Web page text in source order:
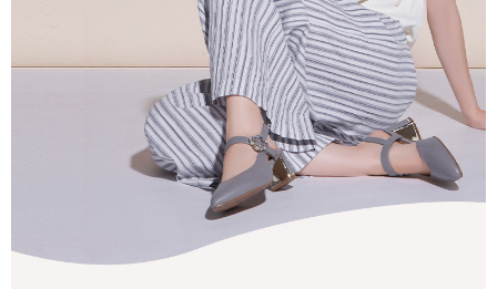
１．透過由恩沛科技股份有限公司提供之「AFTEE先享後付」服務完成之交
易，需依本服務之必要範圍內提供個人資料，並將交易相關給付款項請求債
權轉讓予恩沛科技股份有限公司。
２．關於個人資料處理事宜，請瀏覽以下網址：
https://aftee.tw/terms/#terms3
３．未成年的使用者請事先徵得法定代理人或監護人之同意方可使用
「AFTEE先享後付」，若未經同意申辦者引起之損失，本公司不負相關責
４．使用「AFTEE先享後付」時，將依據個別帳號之用戶狀況，依本公司即
時審查核予不同之上限額度；若仍有額度不足之情形，本公司將視審查結果
５．嚴禁一人註冊多個帳號或使用他人資訊註冊。若發現惡意使用之情形，
恩沛科技股份有限公司將有權停止該用戶之使用額度並採取法律行動。
每筆NT$90，滿NT$999(含以上)免運費
查看運費